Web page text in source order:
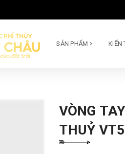
SẢN PHẨM KIẾN
VÒNG
THUỶ